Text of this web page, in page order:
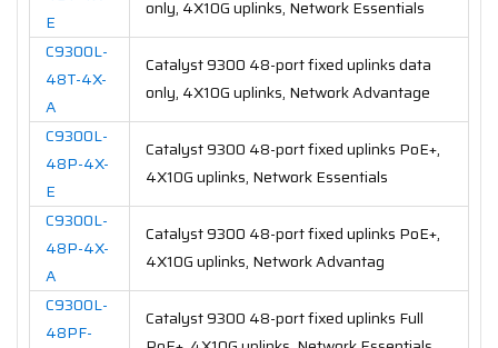
E
only, 4X10G uplinks, Network Essentials
C9300L-
48T-4X-
A
Catalyst 9300 48-port fixed uplinks data
only, 4X10G uplinks, Network Advantage
C9300L-
48P-4X-
E
Catalyst 9300 48-port fixed uplinks PoE+,
4X10G uplinks, Network Essentials
C9300L-
48P-4X-
A
Catalyst 9300 48-port fixed uplinks PoE+,
4X10G uplinks, Network Advantag
C9300L-
48PF-
Catalyst 9300 48-port fixed uplinks Full